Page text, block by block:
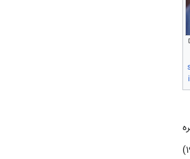
اولین آثار داستانی کوتاه اوست، از جمله دیگر داستان‌های کوتاه ادبی محفوظ می‌توان به تحت المظلة (1969)، شهر العسل (1971) و الجریمة (1973)